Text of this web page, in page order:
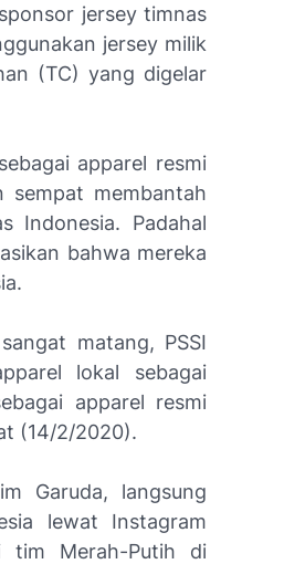
jersey timnas
jersey milik
(TC) yang digelar
apparel resmi
sempat membantah
Indonesia. Padahal
bahwa mereka
matang, PSSI
lokal sebagai
apparel resmi
(14/2/2020).
Garuda, langsung
lewat Instagram
tim Merah-Putih di